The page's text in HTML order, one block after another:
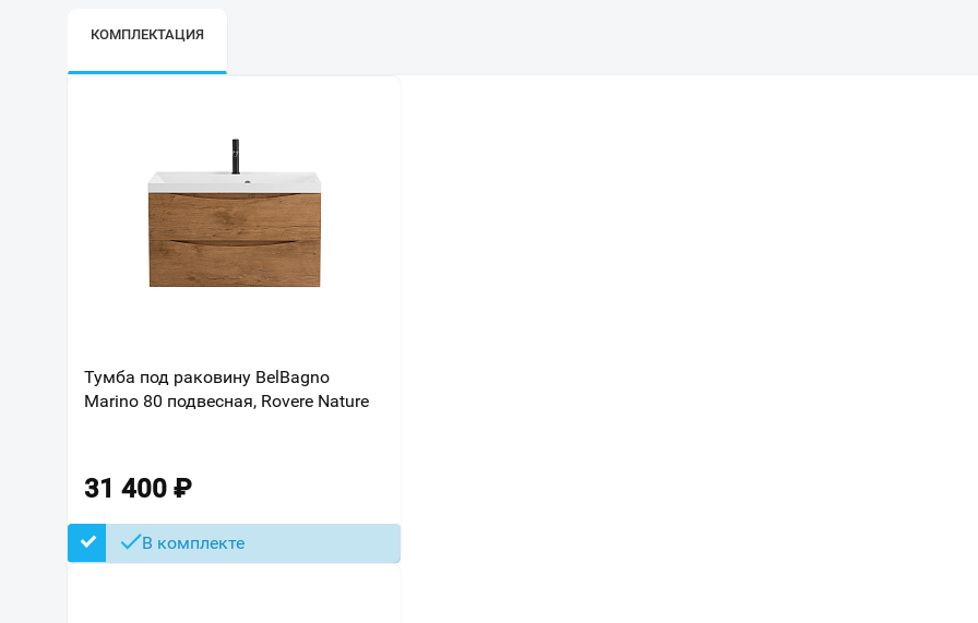
КОМПЛЕКТАЦИЯ
Тумба под раковину BelBagno
Marino 80 подвесная, Rovere Nature
31 400 ₽
В комплекте